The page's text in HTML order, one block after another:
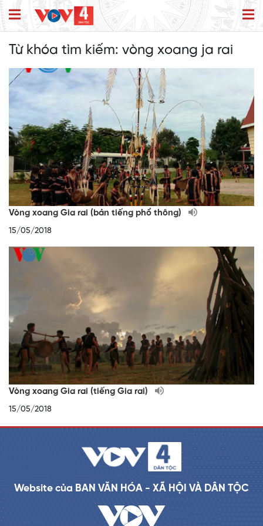
Từ khóa tìm kiếm: vòng xoang ja rai
Vòng xoang Gia rai (bản tiếng phổ thông)
15/05/2018
Vòng xoang Gia rai (tiếng Gia rai)
15/05/2018
Website của BAN VĂN HÓA - XÃ HỘI VÀ DÂN TỘC